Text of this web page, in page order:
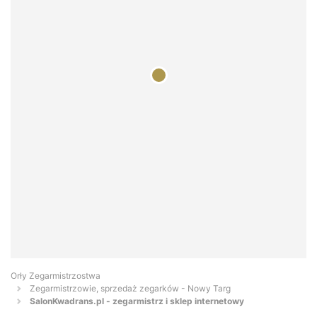
Orły Zegarmistrzostwa
Zegarmistrzowie, sprzedaż zegarków - Nowy Targ
SalonKwadrans.pl - zegarmistrz i sklep internetowy